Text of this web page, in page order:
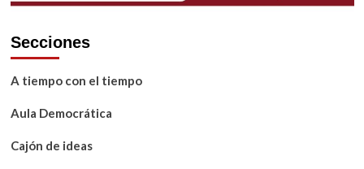
Secciones
A tiempo con el tiempo
Aula Democrática
Cajón de ideas